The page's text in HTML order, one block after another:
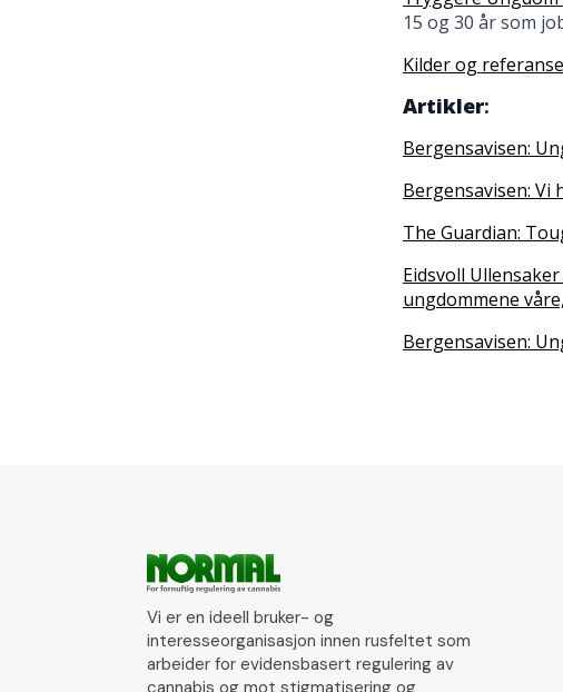
15 og 30 år som
Kilder og
Artikler:
Bergensavisen:
Bergensavisen: Vi
The Guardian:
Eidsvoll
ungdommene
Bergensavisen:
Vi er en ideell bruker- og
interesseorganisasjon innen rusfeltet som
arbeider for evidensbasert regulering av